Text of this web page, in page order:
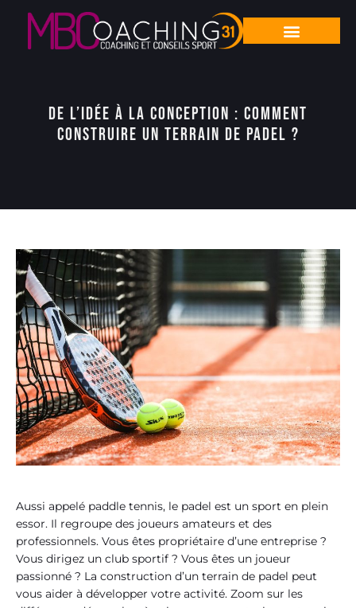
De l’idée à la conception : comment
construire un terrain de padel ?
Aussi appelé paddle tennis, le padel est un sport en plein
essor. Il regroupe des joueurs amateurs et des
professionnels. Vous êtes propriétaire d’une entreprise ?
Vous dirigez un club sportif ? Vous êtes un joueur
passionné ? La construction d’un terrain de padel peut
vous aider à développer votre activité. Zoom sur les